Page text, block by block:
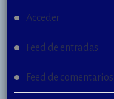
Acceder
Feed de entradas
Feed de comentarios